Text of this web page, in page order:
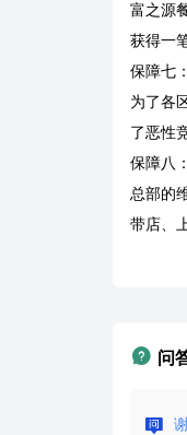
富之源
获得一
保障七
为了各
了恶性
保障八
总部的
带店、
问